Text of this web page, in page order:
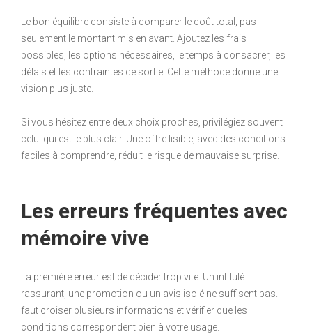
Le bon équilibre consiste à comparer le coût total, pas
seulement le montant mis en avant. Ajoutez les frais
possibles, les options nécessaires, le temps à consacrer, les
délais et les contraintes de sortie. Cette méthode donne une
vision plus juste.
Si vous hésitez entre deux choix proches, privilégiez souvent
celui qui est le plus clair. Une offre lisible, avec des conditions
faciles à comprendre, réduit le risque de mauvaise surprise.
Les erreurs fréquentes avec
mémoire vive
La première erreur est de décider trop vite. Un intitulé
rassurant, une promotion ou un avis isolé ne suffisent pas. Il
faut croiser plusieurs informations et vérifier que les
conditions correspondent bien à votre usage.